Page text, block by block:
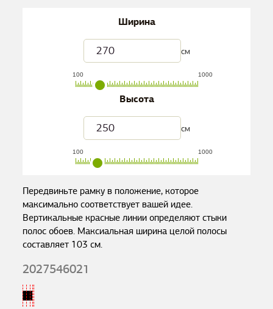
Ширина
см
100 1000
Высота
см
100 1000
Передвиньте рамку в положение, которое
максимально соответствует вашей идее.
Вертикальные красные линии определяют стыки
полос обоев. Максиальная ширина целой полосы
составляет 103 см.
2027546021